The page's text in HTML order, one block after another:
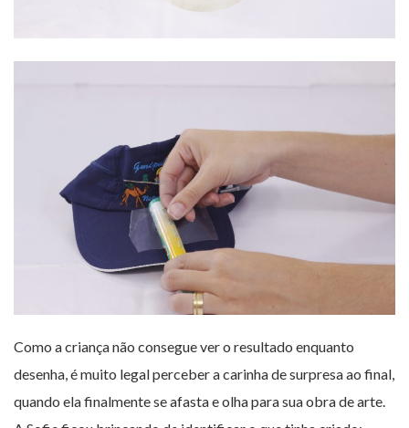
Como a criança não consegue ver o resultado enquanto
desenha, é muito legal perceber a carinha de surpresa ao final,
quando ela finalmente se afasta e olha para sua obra de arte.